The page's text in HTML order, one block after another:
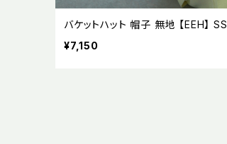
バケットハット 帽子 無地 【EEH】 SS
¥7,150